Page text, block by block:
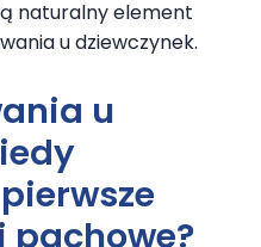
naturalny element
u dziewczynek.
u
pachowe?